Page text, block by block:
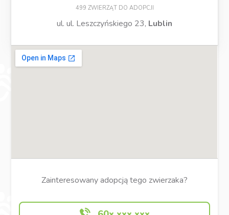
499 ZWIERZĄT DO ADOPCJI
ul. ul. Leszczyńskiego 23, Lublin
Zainteresowany adopcją tego zwierzaka?